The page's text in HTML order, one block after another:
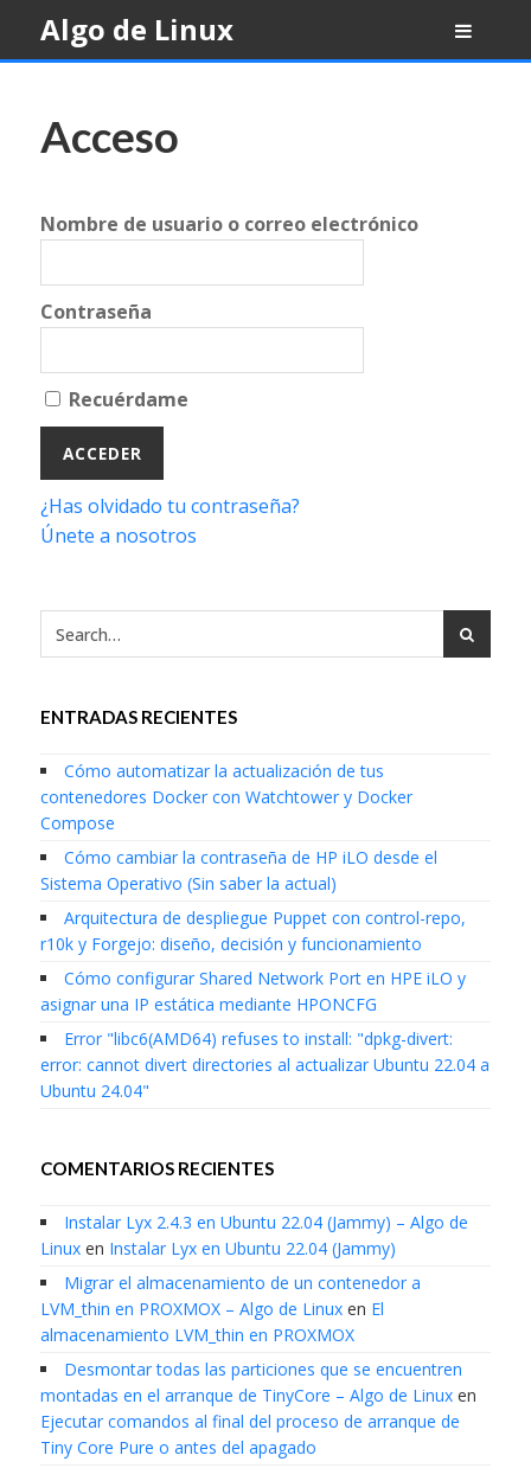
content
Algo de Linux
Acceso
Nombre de usuario o correo electrónico
Contraseña
Recuérdame
¿Has olvidado tu contraseña?
Únete a nosotros
ENTRADAS RECIENTES
Cómo automatizar la actualización de tus
contenedores Docker con Watchtower y Docker
Compose
Cómo cambiar la contraseña de HP iLO desde el
Sistema Operativo (Sin saber la actual)
Arquitectura de despliegue Puppet con control-repo,
r10k y Forgejo: diseño, decisión y funcionamiento
Cómo configurar Shared Network Port en HPE iLO y
asignar una IP estática mediante HPONCFG
Error "libc6(AMD64) refuses to install: "dpkg-divert:
error: cannot divert directories al actualizar Ubuntu 22.04 a
Ubuntu 24.04"
COMENTARIOS RECIENTES
Instalar Lyx 2.4.3 en Ubuntu 22.04 (Jammy) – Algo de
Linuxen Instalar Lyx en Ubuntu 22.04 (Jammy)
Migrar el almacenamiento de un contenedor a
LVM_thin en PROXMOX – Algo de Linuxen El
almacenamiento LVM_thin en PROXMOX
Desmontar todas las particiones que se encuentren
montadas en el arranque de TinyCore – Algo de Linuxen
Ejecutar comandos al final del proceso de arranque de
Tiny Core Pure o antes del apagado